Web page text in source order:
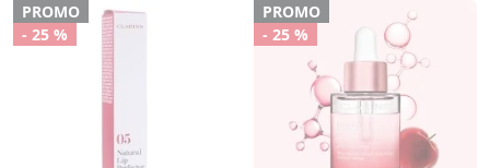
PROMO
- 25 %
PROMO
- 25 %